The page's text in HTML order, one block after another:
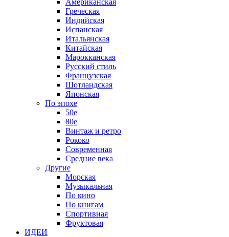
Американская
Греческая
Индийская
Испанская
Итальянская
Китайская
Марокканская
Русский стиль
Французская
Шотландская
Японская
По эпохе
50е
80е
Винтаж и ретро
Рококо
Современная
Средние века
Другие
Морская
Музыкальная
По кино
По книгам
Спортивная
Фруктовая
ИДЕИ